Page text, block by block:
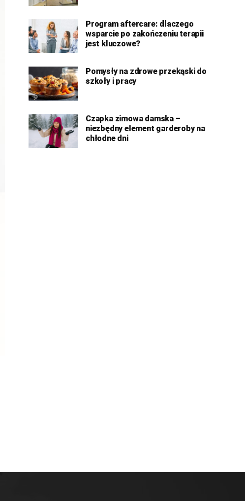
Program aftercare: dlaczego
wsparcie po zakończeniu terapii
jest kluczowe?
Pomysły na zdrowe przekąski do
szkoły i pracy
Czapka zimowa damska –
niezbędny element garderoby na
chłodne dni